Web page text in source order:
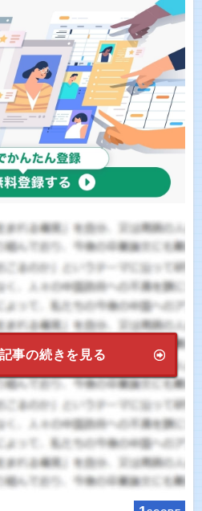
事の続きを見る